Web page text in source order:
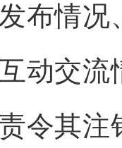
布情
动交
令其